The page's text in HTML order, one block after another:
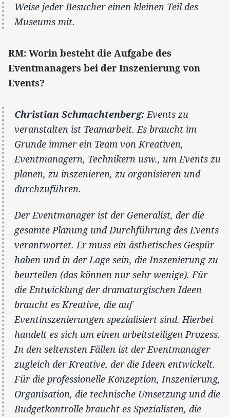
Weise jeder Besucher einen kleinen Teil des
Museums mit.
RM: Worin besteht die Aufgabe des
Eventmanagers bei der Inszenierung von
Events?
Christian Schmachtenberg:Events zu
veranstalten ist Teamarbeit. Es braucht im
Grunde immer ein Team von Kreativen,
Eventmanagern, Technikern usw., um Events zu
planen, zu inszenieren, zu organisieren und
durchzuführen.
Der Eventmanager ist der Generalist, der die
gesamte Planung und Durchführung des Events
verantwortet. Er muss ein ästhetisches Gespür
haben und in der Lage sein, die Inszenierung zu
beurteilen (das können nur sehr wenige). Für
die Entwicklung der dramaturgischen Ideen
braucht es Kreative, die auf
Eventinszenierungen spezialisiert sind. Hierbei
handelt es sich um einen arbeitsteiligen Prozess.
In den seltensten Fällen ist der Eventmanager
zugleich der Kreative, der die Ideen entwickelt.
Für die professionelle Konzeption, Inszenierung,
Organisation, die technische Umsetzung und die
Budgetkontrolle braucht es Spezialisten, die